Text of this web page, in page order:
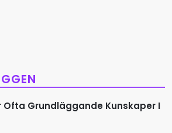
Ofta Grundläggande Kunskaper I